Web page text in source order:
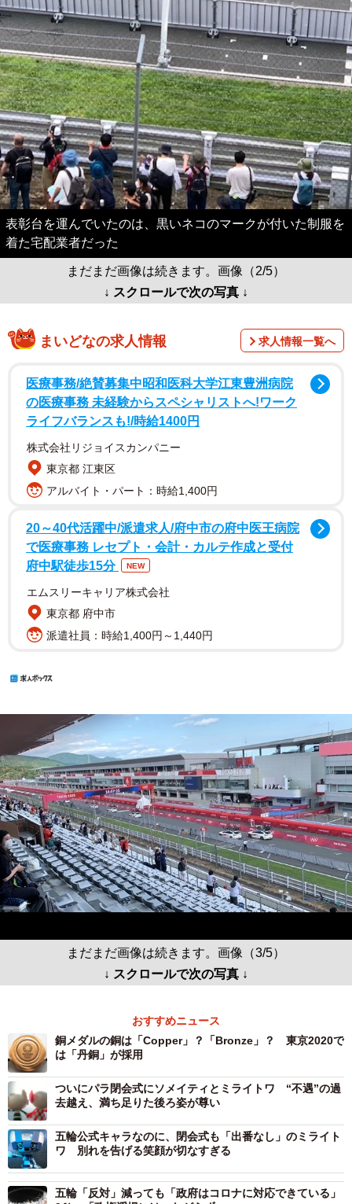
表彰台を運んでいたのは、黒いネコのマークが付いた制服を
着た宅配業者だった
まだまだ画像は続きます。画像（2/5）
↓ スクロールで次の写真 ↓
まいどなの求人情報 求人情報一覧へ
医療事務/絶賛募集中昭和医科大学江東豊洲病院
の医療事務 未経験からスペシャリストへ!ワーク
ライフバランスも!/時給1400円
株式会社リジョイスカンパニー
東京都 江東区
アルバイト・パート：時給1,400円
20～40代活躍中/派遣求人/府中市の府中医王病院
で医療事務 レセプト・会計・カルテ作成と受付
府中駅徒歩15分
NEW
エムスリーキャリア株式会社
東京都 府中市
派遣社員：時給1,400円～1,440円
まだまだ画像は続きます。画像（3/5）
↓ スクロールで次の写真 ↓
おすすめニュース
銅メダルの銅は「Copper」？「Bronze」？ 東京2020で
は「丹銅」が採用
ついにパラ閉会式にソメイティとミライトワ “不遇”の過
去越え、満ち足りた後ろ姿が尊い
五輪公式キャラなのに、閉会式も「出番なし」のミライト
ワ 別れを告げる笑顔が切なすぎる
五輪「反対」減っても「政府はコロナに対応できている」